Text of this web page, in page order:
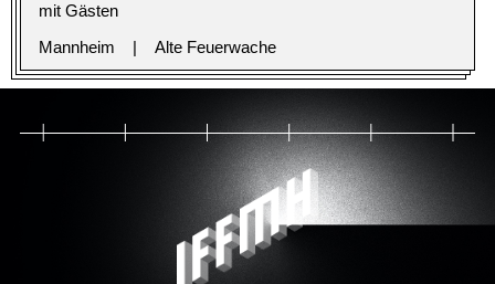
mit Gästen
Mannheim
Alte Feuerwache